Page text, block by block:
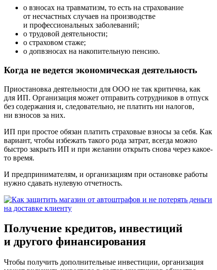
о взносах на травматизм, то есть на страхование
от несчастных случаев на производстве
и профессиональных заболеваний;
о трудовой деятельности;
о страховом стаже;
о допвзносах на накопительную пенсию.
Когда не ведется экономическая деятельность
Приостановка деятельности для ООО не так критична, как
для ИП. Организация может отправить сотрудников в отпуск
без содержания и, следовательно, не платить ни налогов,
ни взносов за них.
ИП при простое обязан платить страховые взносы за себя. Как
вариант, чтобы избежать такого рода затрат, всегда можно
быстро закрыть ИП и при желании открыть снова через какое-
то время.
И предпринимателям, и организациям при остановке работы
нужно сдавать нулевую отчетность.
Получение кредитов, инвестиций
и другого финансирования
Чтобы получить дополнительные инвестиции, организация